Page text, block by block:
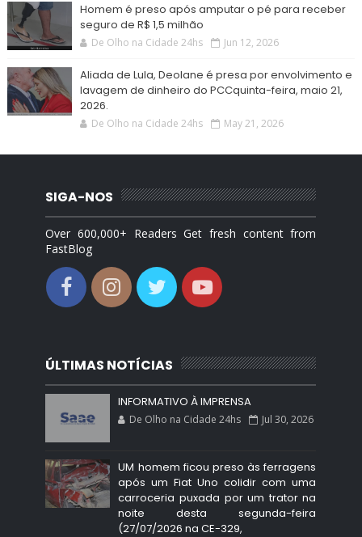
Homem é preso após amputar o pé para receber
seguro de R$ 1,5 milhão
De Olho na Cidade 24hs Jun 12, 2026
Aliada de Lula, Deolane é presa por envolvimento e
lavagem de dinheiro do PCCquinta-feira, maio 21,
2026.
De Olho na Cidade 24hs May 21, 2026
SIGA-NOS
Over 600,000+ Readers Get fresh content from
FastBlog
ÚLTIMAS NOTÍCIAS
INFORMATIVO À IMPRENSA
De Olho na Cidade 24hs Jul 30, 2026
UM homem ficou preso às ferragens
após um Fiat Uno colidir com uma
carroceria puxada por um trator na
noite desta segunda-feira
(27/07/2026 na CE-329,